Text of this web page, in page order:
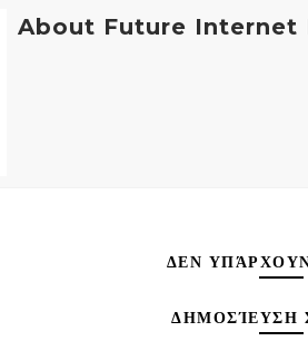
About Future Internet
ΔΕΝ
ΔΗΜΟΣΊΕΥΣΗ